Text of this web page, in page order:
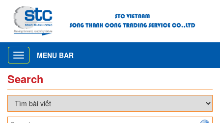
Toggle
navigation
MENU BAR
Search